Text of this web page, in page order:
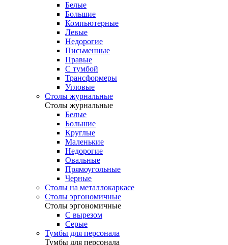
Белые
Большие
Компьютерные
Левые
Недорогие
Письменные
Правые
С тумбой
Трансформеры
Угловые
Столы журнальные
Столы журнальные
Белые
Большие
Круглые
Маленькие
Недорогие
Овальные
Прямоугольные
Черные
Столы на металлокаркасе
Столы эргономичные
Столы эргономичные
С вырезом
Серые
Тумбы для персонала
Тумбы для персонала